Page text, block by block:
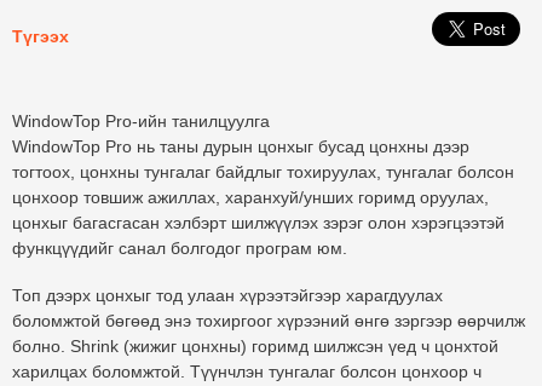
Түгээх
WindowTop Pro-ийн танилцуулга
WindowTop Pro нь таны дурын цонхыг бусад цонхны дээр
тогтоох, цонхны тунгалаг байдлыг тохируулах, тунгалаг болсон
цонхоор товшиж ажиллах, харанхуй/унших горимд оруулах,
цонхыг багасгасан хэлбэрт шилжүүлэх зэрэг олон хэрэгцээтэй
функцүүдийг санал болгодог програм юм.
Топ дээрх цонхыг тод улаан хүрээтэйгээр харагдуулах
боломжтой бөгөөд энэ тохиргоог хүрээний өнгө зэргээр өөрчилж
болно. Shrink (жижиг цонхны) горимд шилжсэн үед ч цонхтой
харилцах боломжтой. Түүнчлэн тунгалаг болсон цонхоор ч